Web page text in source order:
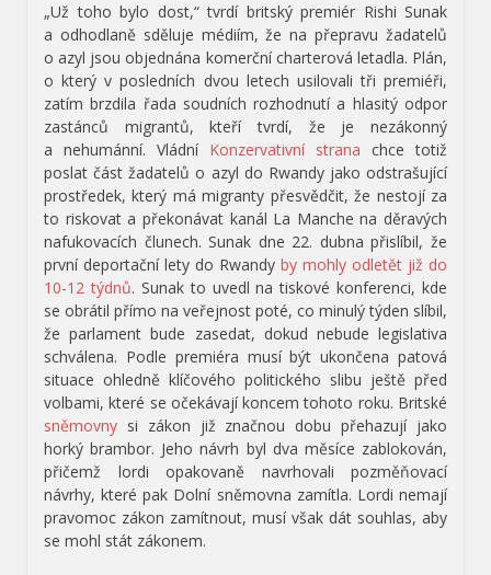
„Už toho bylo dost,“ tvrdí britský premiér Rishi Sunak
a odhodlaně sděluje médiím, že na přepravu žadatelů
o azyl jsou objednána komerční charterová letadla. Plán,
o který v posledních dvou letech usilovali tři premiéři,
zatím brzdila řada soudních rozhodnutí a hlasitý odpor
zastánců migrantů, kteří tvrdí, že je nezákonný
a nehumánní. Vládní Konzervativní strana chce totiž
poslat část žadatelů o azyl do Rwandy jako odstrašující
prostředek, který má migranty přesvědčit, že nestojí za
to riskovat a překonávat kanál La Manche na děravých
nafukovacích člunech. Sunak dne 22. dubna přislíbil, že
první deportační lety do Rwandy by mohly odletět již do
10-12 týdnů. Sunak to uvedl na tiskové konferenci, kde
se obrátil přímo na veřejnost poté, co minulý týden slíbil,
že parlament bude zasedat, dokud nebude legislativa
schválena. Podle premiéra musí být ukončena patová
situace ohledně klíčového politického slibu ještě před
volbami, které se očekávají koncem tohoto roku. Britské
sněmovny si zákon již značnou dobu přehazují jako
horký brambor. Jeho návrh byl dva měsíce zablokován,
přičemž lordi opakovaně navrhovali pozměňovací
návrhy, které pak Dolní sněmovna zamítla. Lordi nemají
pravomoc zákon zamítnout, musí však dát souhlas, aby
se mohl stát zákonem.